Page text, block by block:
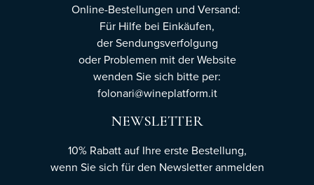
Online-Bestellungen und Versand:
Für Hilfe bei Einkäufen,
der Sendungsverfolgung
oder Problemen mit der Website
wenden Sie sich bitte per:
folonari@wineplatform.it
NEWSLETTER
10% Rabatt auf Ihre erste Bestellung,
wenn Sie sich für den Newsletteranmelden